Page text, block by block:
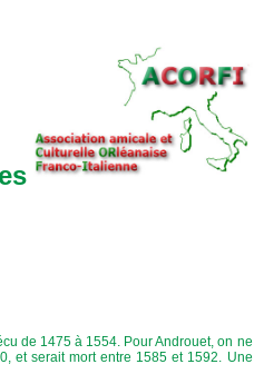
de 1475 à 1554. Pour Androuet, on ne
et serait mort entre 1585 et 1592. Une